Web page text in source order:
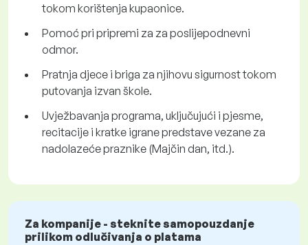
tokom korištenja kupaonice.
Pomoć pri pripremi za za poslijepodnevni
odmor.
Pratnja djece i briga za njihovu sigurnost tokom
putovanja izvan škole.
Uvježbavanja programa, uključujući i pjesme,
recitacije i kratke igrane predstave vezane za
nadolazeće praznike (Majčin dan, itd.).
Za kompanije - steknite samopouzdanje
prilikom odlučivanja o platama